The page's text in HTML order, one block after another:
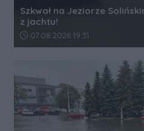
Szkwał na Jeziorze
z jachtu!
Data dodania artykułu:
07.08.2026 19:31